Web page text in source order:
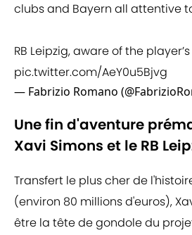
clubs and Bayern all attentive
RB Leipzig, aware of the
pic.twitter.com/AeY0u5Bjvg
— Fabrizio Romano
Une fin d'aventure
Xavi Simons et le RB
Transfert le plus cher de
(environ 80 millions d'euros),
être la tête de gondole du